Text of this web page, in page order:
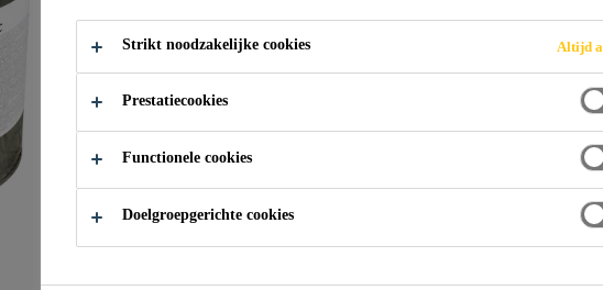
mechanische en chemische weerstand, en waaraan
worden. Door toevoeging van de Sikaflex®-406 KC
uitharding doorheen de ganse voegkit bekomen.
elastisch afkitten van voegen tussen rails,
Lees meer +
Bewegingscapaciteit ±25 %
Zeer hoge mechanische en chemische weerstand
Strikt noodzakelijke cookies Altijd
Prestatiecookies
Functionele cookies
Doelgroepgerichte cookies